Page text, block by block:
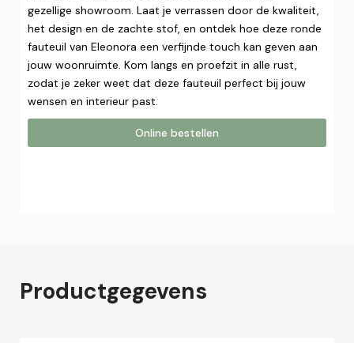
gezellige showroom. Laat je verrassen door de kwaliteit,
het design en de zachte stof, en ontdek hoe deze ronde
fauteuil van Eleonora een verfijnde touch kan geven aan
jouw woonruimte. Kom langs en proefzit in alle rust,
zodat je zeker weet dat deze fauteuil perfect bij jouw
wensen en interieur past.
Online bestellen
Productgegevens